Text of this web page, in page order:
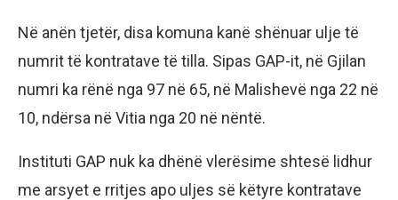
Në anën tjetër, disa komuna kanë shënuar ulje të
numrit të kontratave të tilla. Sipas GAP-it, në Gjilan
numri ka rënë nga 97 në 65, në Malishevë nga 22 në
10, ndërsa në Vitia nga 20 në nëntë.
Instituti GAP nuk ka dhënë vlerësime shtesë lidhur
me arsyet e rritjes apo uljes së këtyre kontratave